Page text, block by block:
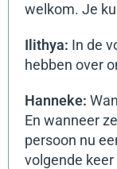
welkom. Je
Ilithya: In de
hebben over
Hanneke:
En wanneer
persoon nu
volgende